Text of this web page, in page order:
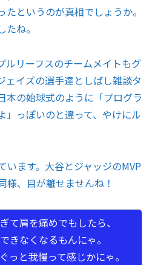
というのが真相でしょうか。
ね。
リーフスのチームメイトもグ
ェイズの選手達としばし雑談タ
本の始球式のように「プログラ
」っぽいのと違って、やけにル
ます。大谷とジャッジのMVP
、目が離せませんね！
て肩を痛めでもしたら、
きなくなるもんにゃ。
っと我慢って感じかにゃ。